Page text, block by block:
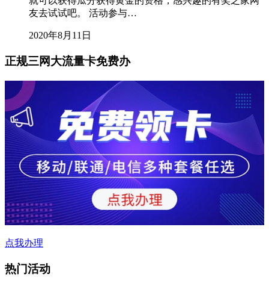
友去试试吧。 活动参与…
2020年8月11日
正规三网大流量卡免费办
点我办理
热门活动